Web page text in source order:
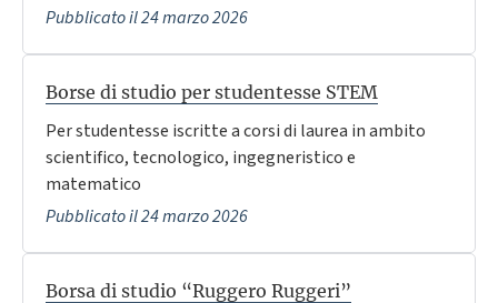
Pubblicato il 24 marzo 2026
Borse di studio per studentesse STEM
Per studentesse iscritte a corsi di laurea in ambito
scientifico, tecnologico, ingegneristico e
matematico
Pubblicato il 24 marzo 2026
Borsa di studio “Ruggero Ruggeri”